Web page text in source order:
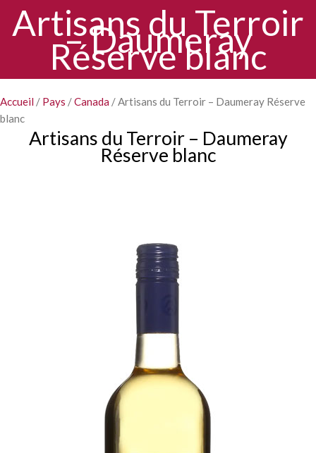
Artisans du Terroir
– Daumeray
Réserve blanc
Accueil / Pays /Canada / Artisans du Terroir – Daumeray Réserve
blanc
Artisans du Terroir – Daumeray
Réserve blanc